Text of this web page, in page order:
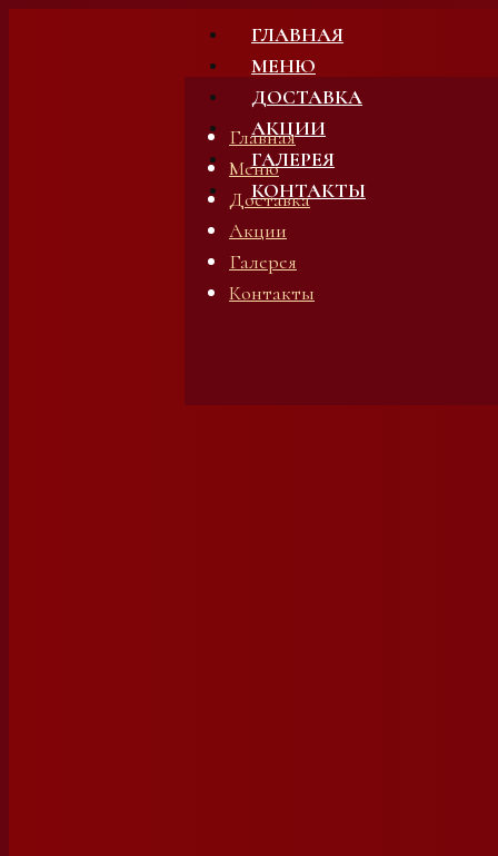
ГЛАВНАЯ
МЕНЮ
ДОСТАВКА
АКЦИИ
ГАЛЕРЕЯ
КОНТАКТЫ
Главная
Меню
Доставка
Акции
Галерея
Контакты